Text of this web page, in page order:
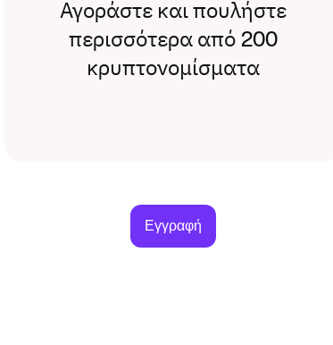
Αγοράστε και πουλήστε
περισσότερα από 200
κρυπτονομίσματα
Εγγραφή